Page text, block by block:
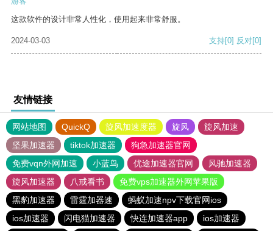
这款软件的设计非常人性化，使用起来非常舒服。
2024-03-03 支持[0] 反对[0]
友情链接
网站地图 QuickQ 旋风加速度器 旋风
旋风加速
坚果加速器
tiktok加速器
狗急加速器官网
免费vqn外网加速
小蓝鸟 优途加速器官网
风驰加速器
旋风加速器
八戒看书
免费vps加速器外网苹果版
黑豹加速器
雷霆加器速
蚂蚁加速npv下载官网ios
ios加速器
闪电猫加速器 快连加速器app
ios加速器